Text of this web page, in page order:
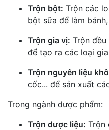
Trộn bột: Trộn các
bột sữa để làm
Trộn gia vị: Trộn
để tạo ra các loại
Trộn nguyên liệu
cốc... để sản xuất
Trong ngành dược phẩm:
Trộn dược liệu: Trộn